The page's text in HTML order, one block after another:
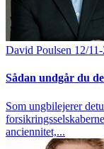
David Poulsen 12/
Sådan undgår du
Som ungbilejerer
anciennitet,...